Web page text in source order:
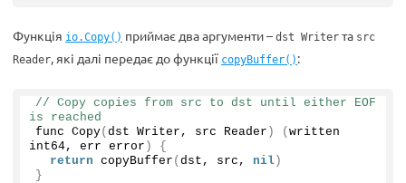
Функція io.Copy() приймає два аргументи – dst Writer та src
Reader, які далі передає до функції copyBuffer() :
// Copy copies from src to dst until either EOF
is reached
func Copy( dst Writer, src Reader ) ( written
int64, err error )
{
return copyBuffer ( dst, src, nil )
}